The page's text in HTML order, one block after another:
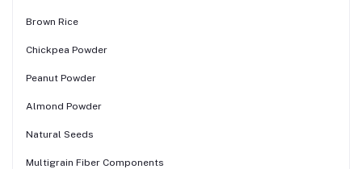
Brown Rice
Chickpea Powder
Peanut Powder
Almond Powder
Natural Seeds
Multigrain Fiber Components